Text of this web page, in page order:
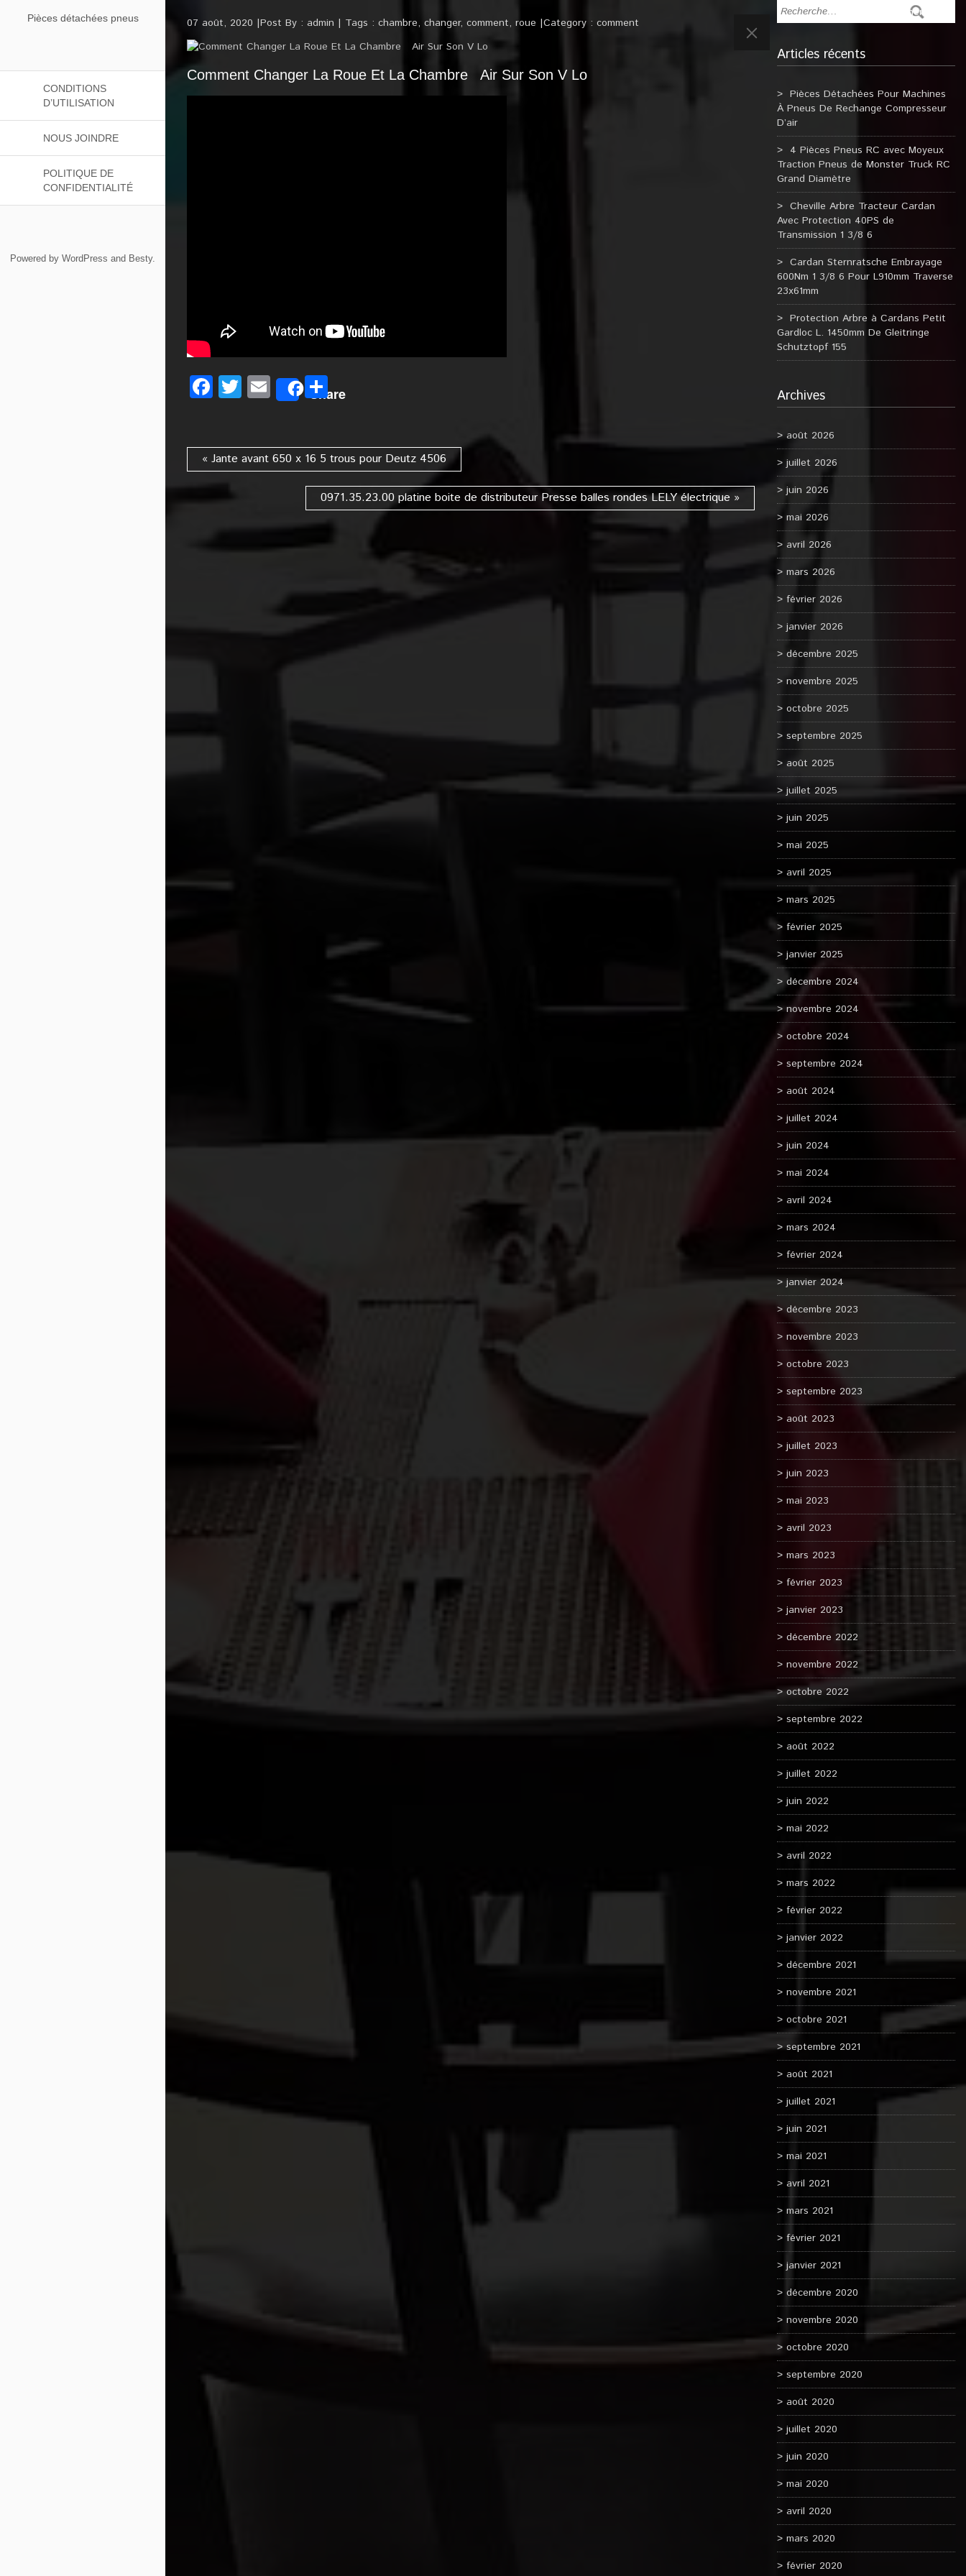
Pièces détachées pneus
CONDITIONS
D’UTILISATION
NOUS JOINDRE
POLITIQUE DE
CONFIDENTIALITÉ
Powered by WordPress and Besty.
07 août, 2020 Post By : admin Tags : chambre, changer, comment, roue Category : comment
Comment Changer La Roue Et La Chambre Air Sur Son V Lo
Facebook
Twitter
EmailSharePartager
« Jante avant 650 x 16 5 trous pour Deutz 4506
0971.35.23.00 platine boite de distributeur Presse balles rondes LELY électrique »
Articles récents
Pièces Détachées Pour Machines
À Pneus De Rechange Compresseur
D’air
4 Pièces Pneus RC avec Moyeux
Traction Pneus de Monster Truck RC
Grand Diamètre
Cheville Arbre Tracteur Cardan
Avec Protection 40PS de
Transmission 1 3/8 6
Cardan Sternratsche Embrayage
600Nm 1 3/8 6 Pour L910mm Traverse
23x61mm
Protection Arbre à Cardans Petit
Gardloc L. 1450mm De Gleitringe
Schutztopf 155
Archives
août 2026
juillet 2026
juin 2026
mai 2026
avril 2026
mars 2026
février 2026
janvier 2026
décembre 2025
novembre 2025
octobre 2025
septembre 2025
août 2025
juillet 2025
juin 2025
mai 2025
avril 2025
mars 2025
février 2025
janvier 2025
décembre 2024
novembre 2024
octobre 2024
septembre 2024
août 2024
juillet 2024
juin 2024
mai 2024
avril 2024
mars 2024
février 2024
janvier 2024
décembre 2023
novembre 2023
octobre 2023
septembre 2023
août 2023
juillet 2023
juin 2023
mai 2023
avril 2023
mars 2023
février 2023
janvier 2023
décembre 2022
novembre 2022
octobre 2022
septembre 2022
août 2022
juillet 2022
juin 2022
mai 2022
avril 2022
mars 2022
février 2022
janvier 2022
décembre 2021
novembre 2021
octobre 2021
septembre 2021
août 2021
juillet 2021
juin 2021
mai 2021
avril 2021
mars 2021
février 2021
janvier 2021
décembre 2020
novembre 2020
octobre 2020
septembre 2020
août 2020
juillet 2020
juin 2020
mai 2020
avril 2020
mars 2020
février 2020